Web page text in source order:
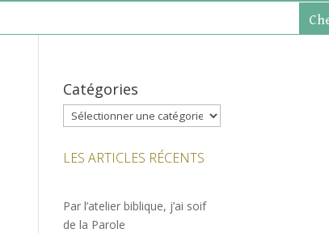
Catégories
Catégories
LES ARTICLES RÉCENTS
Par l’atelier biblique, j’ai soif
de la Parole